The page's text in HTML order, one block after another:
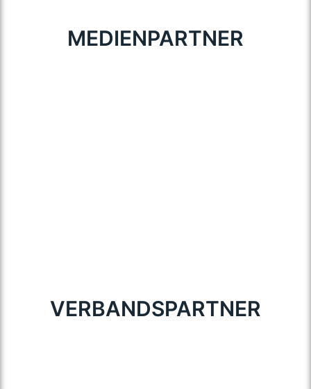
MEDIENPARTNER
VERBANDSPARTNER